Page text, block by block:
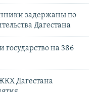
задержаны по
Дагестана
на 386
Дагестана